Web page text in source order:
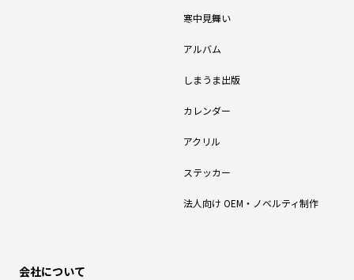
寒中見舞い
アルバム
しまうま出版
カレンダー
アクリル
ステッカー
法人向け OEM・ノベルティ制作
会社について